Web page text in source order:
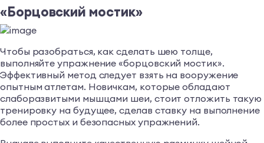
«Борцовский мостик»
Чтобы разобраться, как сделать шею толще,
выполняйте упражнение «борцовский мостик».
Эффективный метод следует взять на вооружение
опытным атлетам. Новичкам, которые обладают
слаборазвитыми мышцами шеи, стоит отложить такую
тренировку на будущее, сделав ставку на выполнение
более простых и безопасных упражнений.